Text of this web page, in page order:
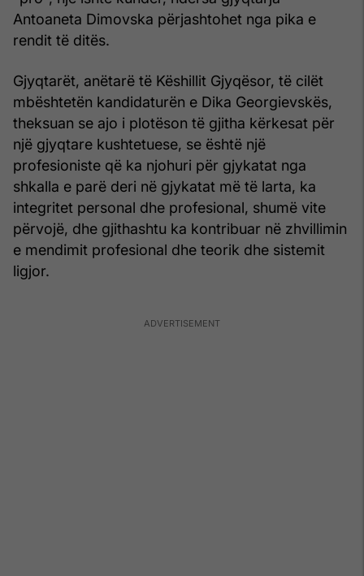
Antoaneta Dimovska përjashtohet nga pika e
rendit të ditës.
Gjyqtarët, anëtarë të Këshillit Gjyqësor, të cilët
mbështetën kandidaturën e Dika Georgievskës,
theksuan se ajo i plotëson të gjitha kërkesat për
një gjyqtare kushtetuese, se është një
profesioniste që ka njohuri për gjykatat nga
shkalla e parë deri në gjykatat më të larta, ka
integritet personal dhe profesional, shumë vite
përvojë, dhe gjithashtu ka kontribuar në zhvillimin
e mendimit profesional dhe teorik dhe sistemit
ligjor.